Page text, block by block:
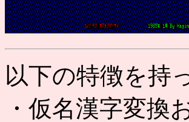
以下の特徴を持
・仮名漢字変換